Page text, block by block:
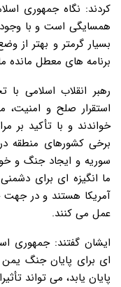
کردند: نگاه جمهوری
همسایگی است و با
بسیار گرمتر و بهتر از
برنامه های معطل مانده
رهبر انقلاب اسلامی
استقرار صلح و
خواندند و با تأکید بر
برخی کشورهای منطقه
سوریه و ایجاد جنگ و
ما انگیزه ای برای
آمریکا هستند و در جهت
عمل می کنند.
ایشان گفتند: جمهوری
ای برای پایان جنگ
پایان یابد، می تواند